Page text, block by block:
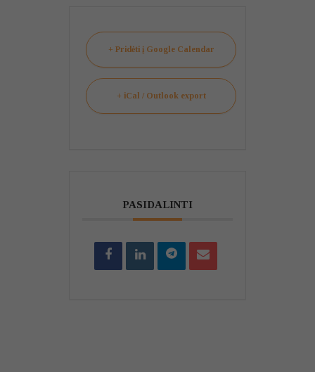
+ Pridėti į Google Calendar
+ iCal / Outlook export
PASIDALINTI